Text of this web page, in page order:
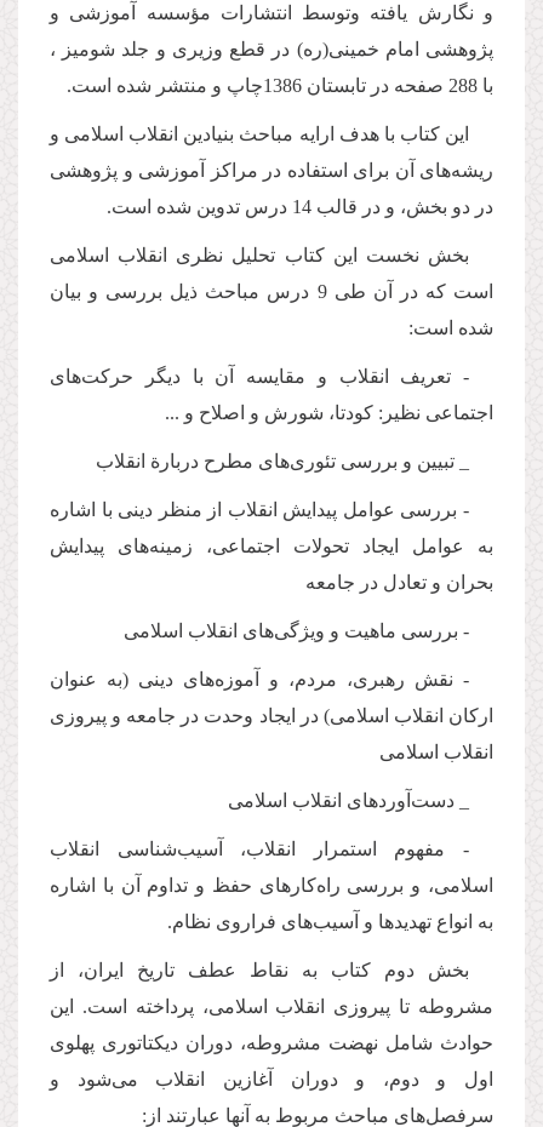
و نگارش یافته وتوسط انتشارات مؤسسه آموزشی و
پژوهشی امام خمینی(ره) در قطع وزیری و جلد شومیز ،
با 288 صفحه در تابستان 1386چاپ و منتشر شده است.
این كتاب با هدف ارایه مباحث بنیادین انقلاب اسلامی و
ریشه‌های آن برای استفاده در مراكز آموزشی و پژوهشی
در دو بخش، و در قالب 14 درس تدوین شده است.
بخش نخست این كتاب تحلیل نظری انقلاب اسلامی
است كه در آن طی 9 درس مباحث ذیل بررسی و بیان
شده است:
- تعریف انقلاب و مقایسه آن با دیگر حركت‌های
اجتماعی نظیر: كودتا، شورش و اصلاح و ...
_ تبیین و بررسی تئوری‌های مطرح دربارة انقلاب
- بررسی عوامل پیدایش انقلاب از منظر دینی با اشاره
به عوامل ایجاد تحولات اجتماعی، زمینه‌های پیدایش
بحران و تعادل در جامعه
- بررسی ماهیت و ویژگی‌های انقلاب اسلامی
- نقش رهبری، مردم، و آموزه‌های دینی (به عنوان
اركان انقلاب اسلامی) در ایجاد وحدت در جامعه و پیروزی
انقلاب اسلامی
_ دست‌آوردهای انقلاب اسلامی
- مفهوم استمرار انقلاب، آسیب‌شناسی انقلاب
اسلامی، و بررسی راه‌كارهای حفظ و تداوم آن با اشاره
به انواع تهدیدها و آسیب‌های فراروی نظام.
بخش دوم كتاب به نقاط عطف تاریخ ایران، از
مشروطه تا پیروزی انقلاب اسلامی، پرداخته است. این
حوادث شامل نهضت مشروطه، دوران دیكتاتوری پهلوی
اول و دوم، و دوران آغازین انقلاب می‌شود و
سرفصل‌های مباحث مربوط به آنها عبارتند از: